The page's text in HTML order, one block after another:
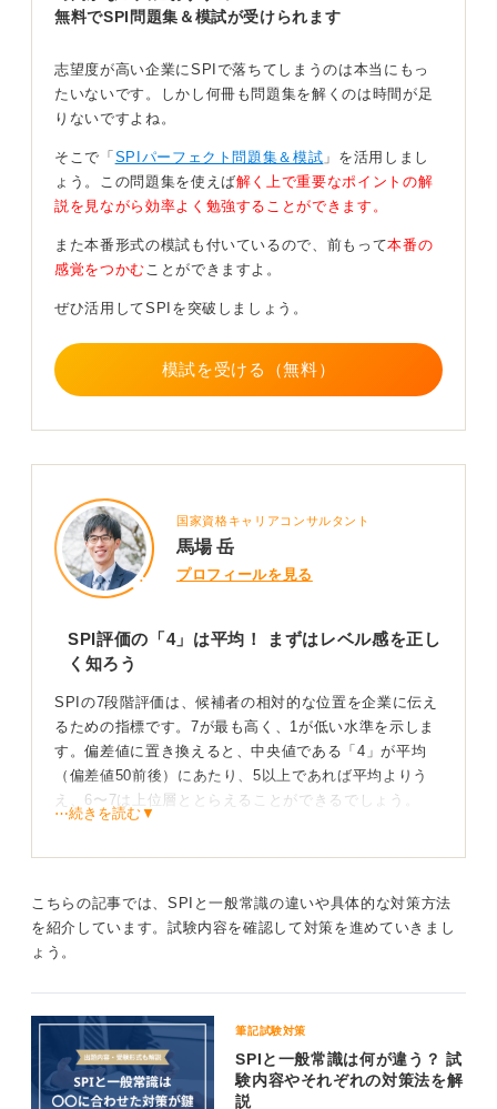
う
対策として、過去問や問題集で頻出問題に繰り返し取り
す。
に慣れておくと焦りを回避できます。
模擬テストで自分の実力を客観的に把握し、結果をもと
に強化すべき分野を明確にして、計画的に学習を進めま
しょう。SPIは慣れと練習が重要なので、着実に準備を
進めてください。
無料でSPI問題集＆模試が受けられます
志望度が高い企業にSPIで落ちてしまうのは本当にもっ
たいないです。しかし何冊も問題集を解くのは時間が足
りないですよね。
そこで「 SPIパーフェクト問題集＆模試 」を活用しまし
ょう。この問題集を使えば解く上で重要なポイントの解
説を見ながら効率よく勉強することができます。
また本番形式の模試も付いているので、前もって本番の
感覚をつかむ ことができますよ。
ぜひ活用してSPIを突破しましょう。
模試を受ける（無料）
国家資格キャリアコンサルタント
馬場 岳
プロフィールを見る
SPI評価の「4」は平均！ まずはレベル感を正し
く知ろう
SPIの7段階評価は、候補者の相対的な位置を企業に伝え
るための指標です。7が最も高く、1が低い水準を示しま
す。偏差値に置き換えると、中央値である「4」が平均
（偏差値50前後）にあたり、5以上であれば平均よりう
え、6〜7は上位層ととらえることができるでしょう。
難関企業では6〜7が求められる場合もあります。ただ
安として考えましょう。
評価は目安！ 苦手分野の克服で着実にスコアUPしよ
もし評価が低いと感じても、職種や面接でのアピール次
第で十分にカバーできる可能性があります。本番までに
意識すべきことは「苦手分野の補強」と「時間配分の安
⋯続きを読む▼
こちらの記事では、SPIと一般常識の違いや具体的な対策方法
を紹介しています。試験内容を確認して対策を進めていきまし
ょう。
筆記試験対策
SPIと一般常識は何が違う？ 試
験内容やそれぞれの対策法を解
説